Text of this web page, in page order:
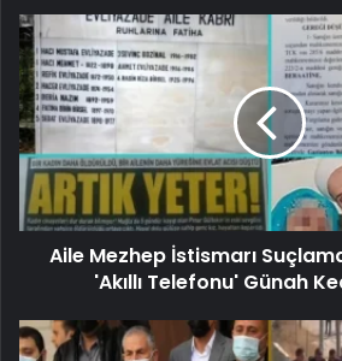
Aile Mezhep İstismarı
'Akıllı Telefonu' Günah